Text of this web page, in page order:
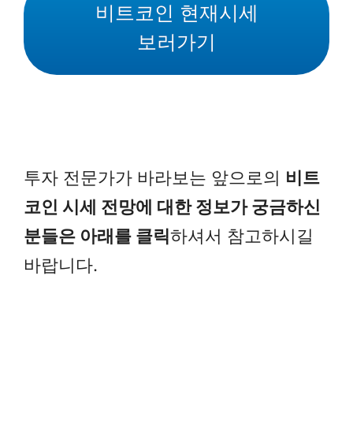
비트코인 현재시세
보러가기
투자 전문가가 바라보는 앞으로의 비트
코인 시세 전망에 대한 정보가 궁금하신
분들은 아래를 클릭하셔서 참고하시길
바랍니다.